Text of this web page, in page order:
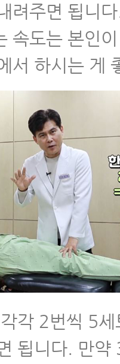
려주면 됩니
속도는 본인
서 하시는 게
각 2번씩 5
됩니다. 만약